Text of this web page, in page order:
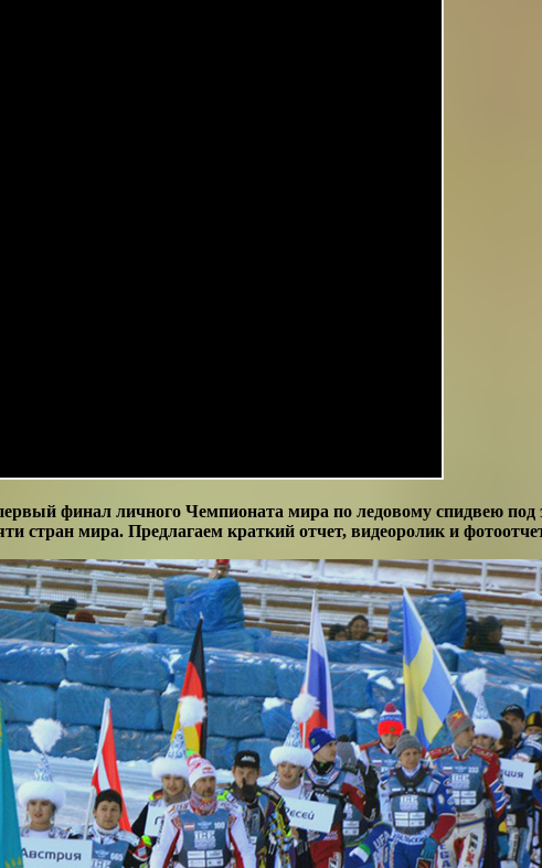
финал личного Чемпионата мира по ледовому спидвею под
стран мира. Предлагаем краткий отчет, видеоролик и